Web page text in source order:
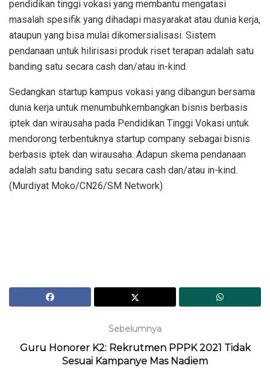
pendidikan tinggi vokasi yang membantu mengatasi
masalah spesifik yang dihadapi masyarakat atau dunia kerja,
ataupun yang bisa mulai dikomersialisasi. Sistem
pendanaan untuk hilirisasi produk riset terapan adalah satu
banding satu secara cash dan/atau in-kind.
Sedangkan startup kampus vokasi yang dibangun bersama
dunia kerja untuk menumbuhkembangkan bisnis berbasis
iptek dan wirausaha pada Pendidikan Tinggi Vokasi untuk
mendorong terbentuknya startup company sebagai bisnis
berbasis iptek dan wirausaha. Adapun skema pendanaan
adalah satu banding satu secara cash dan/atau in-kind.
(Murdiyat Moko/CN26/SM Network)
Sebelumnya
Guru Honorer K2: Rekrutmen PPPK 2021 Tidak
Sesuai Kampanye Mas Nadiem